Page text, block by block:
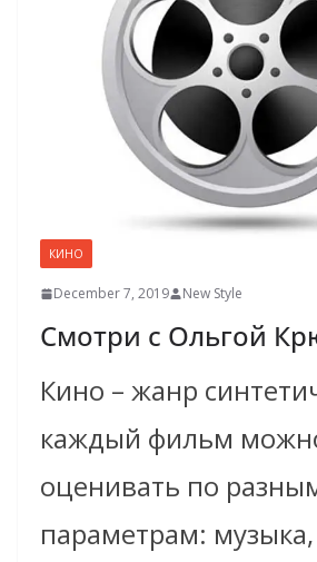
КИНО
December 7, 2019 New Style
Смотри с Ольгой
Кино – жанр
каждый фильм
оценивать по
параметрам: музыка,